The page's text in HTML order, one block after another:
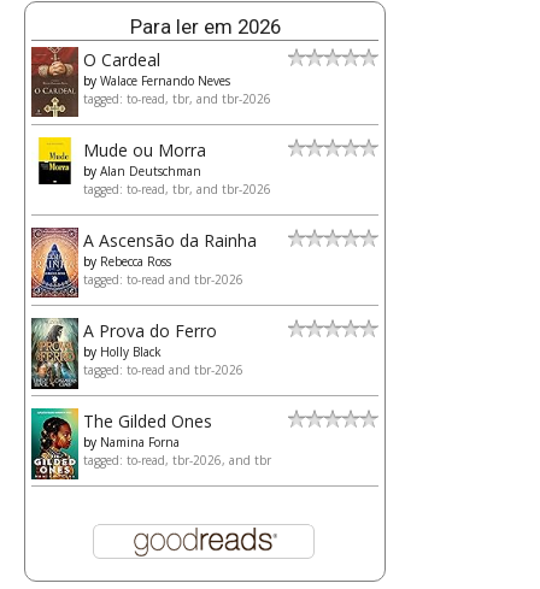
Para ler em 2026
O Cardeal
by Walace Fernando Neves
tagged: to-read, tbr, and tbr-2026
Mude ou Morra
by Alan Deutschman
tagged: to-read, tbr, and tbr-2026
A Ascensão da Rainha
by Rebecca Ross
tagged: to-read and tbr-2026
A Prova do Ferro
by Holly Black
tagged: to-read and tbr-2026
The Gilded Ones
by Namina Forna
tagged: to-read, tbr-2026, and tbr